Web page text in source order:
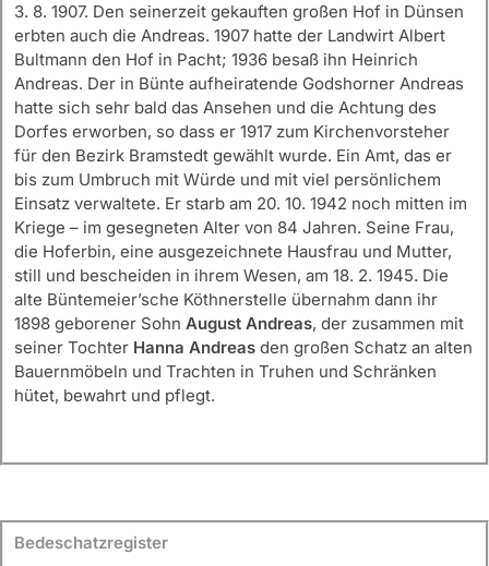
3. 8. 1907. Den seinerzeit gekauften großen Hof in Dünsen
erbten auch die Andreas. 1907 hatte der Landwirt Albert
Bultmann den Hof in Pacht; 1936 besaß ihn Heinrich
Andreas. Der in Bünte aufheiratende Godshorner Andreas
hatte sich sehr bald das Ansehen und die Achtung des
Dorfes erworben, so dass er 1917 zum Kirchenvorsteher
für den Bezirk Bramstedt gewählt wurde. Ein Amt, das er
bis zum Umbruch mit Würde und mit viel persönlichem
Einsatz verwaltete. Er starb am 20. 10. 1942 noch mitten im
Kriege – im gesegneten Alter von 84 Jahren. Seine Frau,
die Hoferbin, eine ausgezeichnete Hausfrau und Mutter,
still und bescheiden in ihrem Wesen, am 18. 2. 1945. Die
alte Büntemeier’sche Köthnerstelle übernahm dann ihr
1898 geborener Sohn August Andreas, der zusammen mit
seiner Tochter Hanna Andreas den großen Schatz an alten
Bauernmöbeln und Trachten in Truhen und Schränken
hütet, bewahrt und pflegt.
Bedeschatzregister